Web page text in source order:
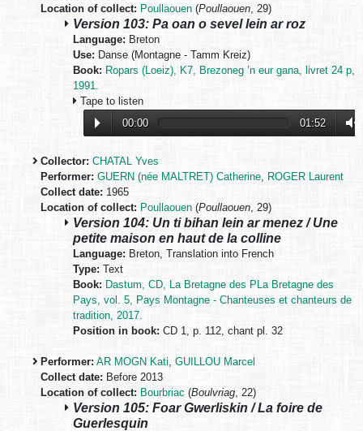
Location of collect: Poullaouen (Poullaouen , 29)
Version 103: Pa oan o sevel lein ar roz
Language: Breton
Use: Danse (Montagne - Tamm Kreiz)
Book: Ropars (Loeiz), K7, Brezoneg ’n eur gana, livret 24 p,
1991.
Tape to listen
00:00
01:52
Collector: CHATAL Yves
Performer: GUERN (née MALTRET) Catherine ROGER Laurent
Collect date: 1965
Location of collect: Poullaouen (Poullaouen , 29)
Version 104: Un ti bihan lein ar menez / Une
petite maison en haut de la colline
Language: Breton, Translation into French
Type: Text
Book: Dastum, CD, La Bretagne des PLa Bretagne des
Pays, vol. 5, Pays Montagne - Chanteuses et chanteurs de
tradition, 2017.
Position in book: CD 1, p. 112, chant pl. 32
Performer: AR MOGN Kati GUILLOU Marcel
Collect date: Before 2013
Location of collect: Bourbriac (Boulvriag , 22)
Version 105: Foar Gwerliskin / La foire de
Guerlesquin